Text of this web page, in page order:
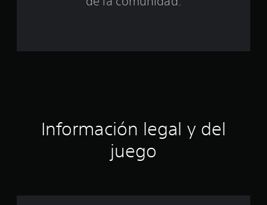
r
l
Información legal y del
juego